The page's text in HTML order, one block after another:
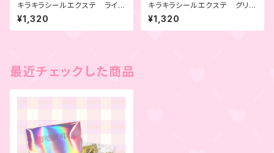
キラキラシールエクステ ライト
ブルー 4本セット
¥1,320
キラキラシールエクステ グリー
ン 4本セット
¥1,320
最近チェックした商品